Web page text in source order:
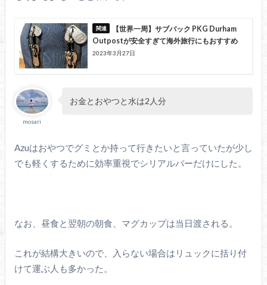
【世界一周】サブバック PKG Durham
Outpostが安全すぎて海外旅行にもおすすめ
2023年3月27日
mosari
お金とおやつと水は2人分
Azuはおやつでグミとか持って行きたいと言っていたが少し
でも軽くするために効率重視でシリアルバーだけにした。
なお、昼食と翌朝の朝食、マグカップは当日渡される。
これが結構大きいので、入らない場合はリュックに括り付
けて運ぶ人も多かった。